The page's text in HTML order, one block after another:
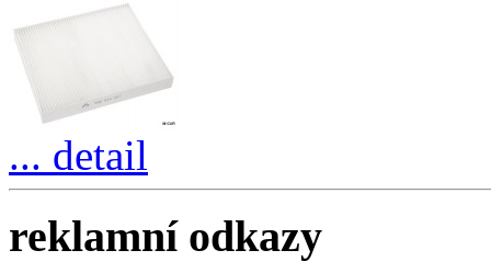
... detail
reklamní odkazy